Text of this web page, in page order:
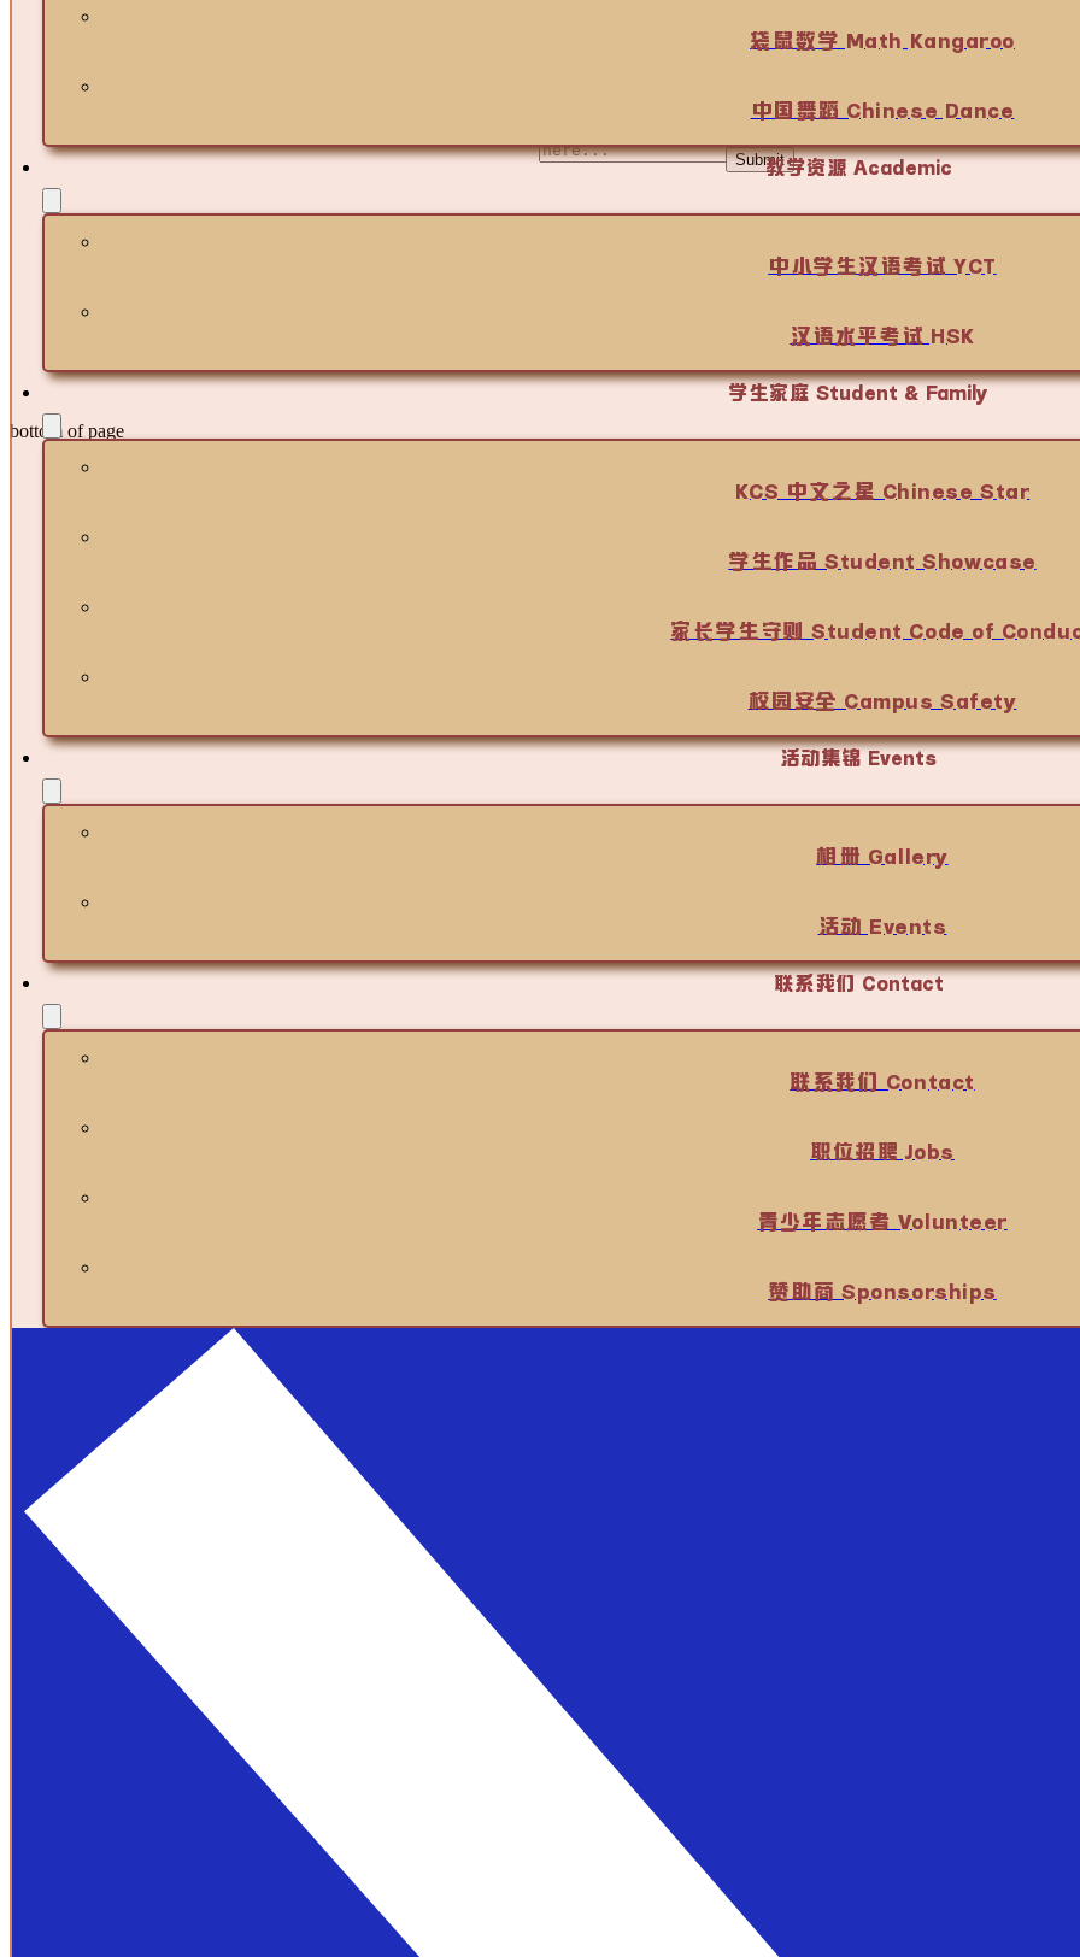
袋鼠数学 Math Kangaroo
中国舞蹈 Chinese Dance
教学资源 Academic
中小学生汉语考试 YCT
汉语水平考试 HSK
学生家庭 Student & Family
KCS 中文之星 Chinese Star
学生作品 Student Showcase
家长学生守则 Student Code of
校园安全 Campus Safety
活动集锦 Events
相册 Gallery
活动 Events
联系我们 Contact
联系我们 Contact
职位招聘 Jobs
青少年志愿者 Volunteer
赞助商 Sponsorships
Submit
bottom of page